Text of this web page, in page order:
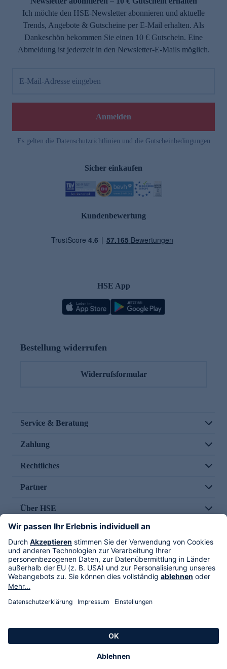
Ich möchte den HSE-Newsletter abonnieren und aktuelle
Trends, Angebote & Gutscheine per E-Mail erhalten. Als
Dankeschön bekommen Sie einen 10 € Gutschein. Eine
Abmeldung ist jederzeit in den Newsletter-E-Mails möglich.
E-Mail-Adresse eingeben
Anmelden
Es gelten die Datenschutzrichtlinien und die Gutscheinbedingungen
Sicher einkaufen
Kundenbewertung
HSE App
Bestellung widerrufen
Widerrufsformular
Service & Beratung
Zahlung
Rechtliches
Partner
Über HSE
Im TV
HSE International